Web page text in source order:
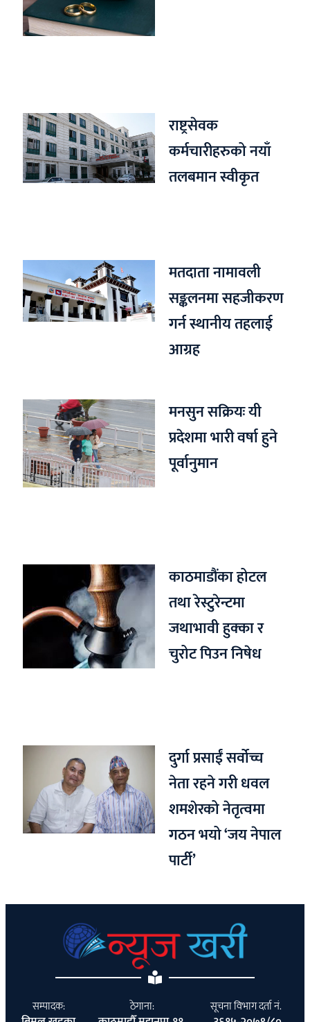
राष्ट्रसेवक
कर्मचारीहरुको नयाँ
तलबमान स्वीकृत
मतदाता नामावली
सङ्कलनमा सहजीकरण
गर्न स्थानीय तहलाई
आग्रह
मनसुन सक्रियः यी
प्रदेशमा भारी वर्षा हुने
पूर्वानुमान
काठमाडौंका होटल
तथा रेस्टुरेन्टमा
जथाभावी हुक्का र
चुरोट पिउन निषेध
दुर्गा प्रसाईं सर्वोच्च
नेता रहने गरी धवल
शमशेरको नेतृत्वमा
गठन भयो ‘जय नेपाल
पार्टी’
सम्पादक: ठेगाना: सूचना विभाग दर्ता नं.